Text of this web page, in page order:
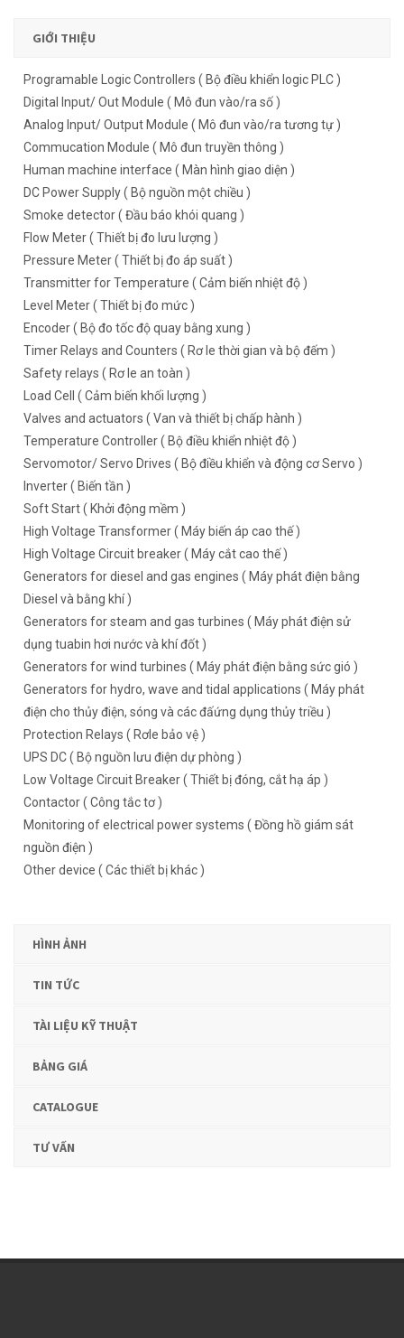
GIỚI THIỆU
Programable Logic Controllers ( Bộ điều khiển logic PLC )
Digital Input/ Out Module ( Mô đun vào/ra số )
Analog Input/ Output Module ( Mô đun vào/ra tương tự )
Commucation Module ( Mô đun truyền thông )
Human machine interface ( Màn hình giao diện )
DC Power Supply ( Bộ nguồn một chiều )
Smoke detector ( Đầu báo khói quang )
Flow Meter ( Thiết bị đo lưu lượng )
Pressure Meter ( Thiết bị đo áp suất )
Transmitter for Temperature ( Cảm biến nhiệt độ )
Level Meter ( Thiết bị đo mức )
Encoder ( Bộ đo tốc độ quay bằng xung )
Timer Relays and Counters ( Rơ le thời gian và bộ đếm )
Safety relays ( Rơ le an toàn )
Load Cell ( Cảm biến khối lượng )
Valves and actuators ( Van và thiết bị chấp hành )
Temperature Controller ( Bộ điều khiển nhiệt độ )
Servomotor/ Servo Drives ( Bộ điều khiển và động cơ Servo )
Inverter ( Biến tần )
Soft Start ( Khởi động mềm )
High Voltage Transformer ( Máy biến áp cao thế )
High Voltage Circuit breaker ( Máy cắt cao thế )
Generators for diesel and gas engines ( Máy phát điện bằng
Diesel và bằng khí )
Generators for steam and gas turbines ( Máy phát điện sử
dụng tuabin hơi nước và khí đốt )
Generators for wind turbines ( Máy phát điện bằng sức gió )
Generators for hydro, wave and tidal applications ( Máy phát
điện cho thủy điện, sóng và các đấứng dụng thủy triều )
Protection Relays ( Rơle bảo vệ )
UPS DC ( Bộ nguồn lưu điện dự phòng )
Low Voltage Circuit Breaker ( Thiết bị đóng, cắt hạ áp )
Contactor ( Công tắc tơ )
Monitoring of electrical power systems ( Đồng hồ giám sát
nguồn điện )
Other device ( Các thiết bị khác )
HÌNH ẢNH
TIN TỨC
TÀI LIỆU KỸ THUẬT
BẢNG GIÁ
CATALOGUE
TƯ VẤN